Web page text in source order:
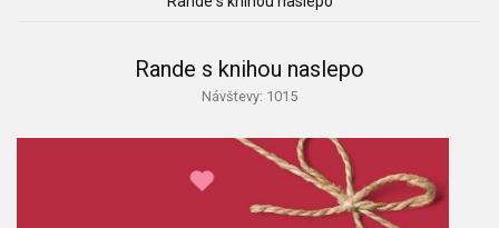
Rande s knihou naslepo
Návštevy: 1015